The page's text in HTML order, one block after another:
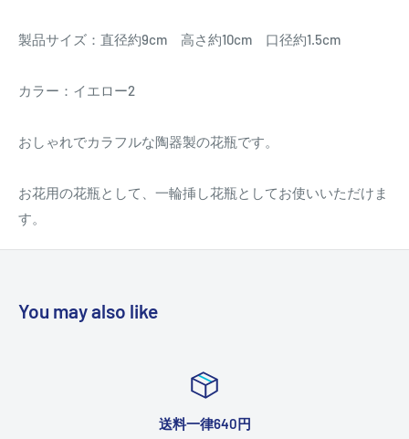
製品サイズ：直径約9cm 高さ約10cm 口径約1.5cm
カラー：イエロー2
おしゃれでカラフルな陶器製の花瓶です。
お花用の花瓶として、一輪挿し花瓶としてお使いいただけま
す。
You may also like
送料一律640円